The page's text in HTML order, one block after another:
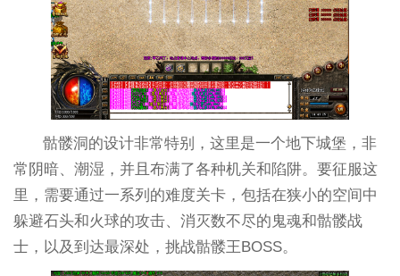
骷髅洞的设计非常特别，这里是一个地下城堡，非
常阴暗、潮湿，并且布满了各种机关和陷阱。要征服这
里，需要通过一系列的难度关卡，包括在狭小的空间中
躲避石头和火球的攻击、消灭数不尽的鬼魂和骷髅战
士，以及到达最深处，挑战骷髅王BOSS。